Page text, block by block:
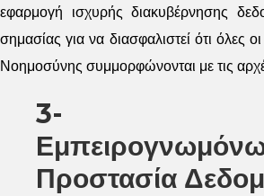
εφαρμογή ισχυρής διακυβέρνησης
σημασίας για να διασφαλιστεί ότι όλες
Νοημοσύνης συμμορφώνονται με τις
3-
Προστασία